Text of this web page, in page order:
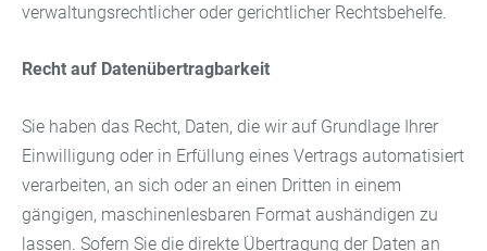
verwaltungsrechtlicher oder gerichtlicher Rechtsbehelfe.
Recht auf Datenübertragbarkeit
Sie haben das Recht, Daten, die wir auf Grundlage Ihrer
Einwilligung oder in Erfüllung eines Vertrags automatisiert
verarbeiten, an sich oder an einen Dritten in einem
gängigen, maschinenlesbaren Format aushändigen zu
lassen. Sofern Sie die direkte Übertragung der Daten an